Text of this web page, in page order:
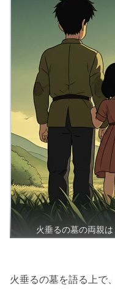
火垂るの墓の両親
火垂るの墓を語る上で、